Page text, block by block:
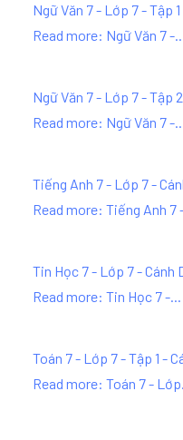
Ngữ Văn 7 - Lớp 7 - Tập
Read more: Ngữ Văn 7 -
Ngữ Văn 7 - Lớp 7 - Tập
Read more: Ngữ Văn 7 -
Tiếng Anh 7 - Lớp 7 -
Read more: Tiếng Anh 7
Tin Học 7 - Lớp 7 - Cánh
Read more: Tin Học 7 -...
Toán 7 - Lớp 7 - Tập 1 -
Read more: Toán 7 -